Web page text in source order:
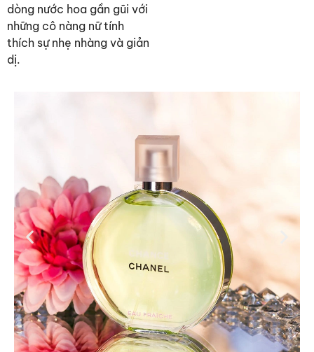
dòng nước hoa gần gũi với
những cô nàng nữ tính
thích sự nhẹ nhàng và giản
dị.